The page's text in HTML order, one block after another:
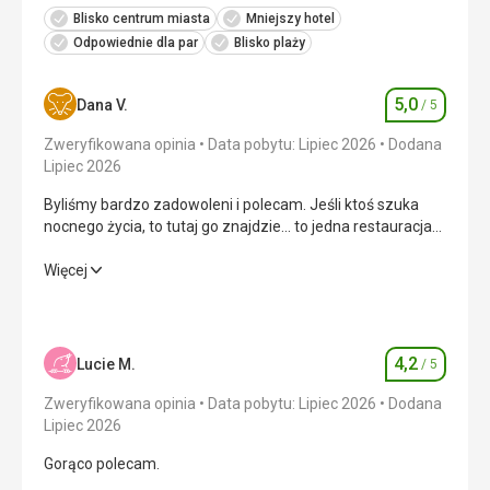
Blisko centrum miasta
Mniejszy hotel
Odpowiednie dla par
Blisko plaży
Dana V. Ocena
5,0 / 5
Zweryfikowana opinia Data pobytu: Lipiec 2026
Dodana
Lipiec 2026
Byliśmy bardzo zadowoleni i polecam. Jeśli ktoś szuka
nocnego życia, to tutaj go znajdzie... to jedna restauracja
Byliśmy bardzo zadowoleni i polecam. Jeśli ktoś szuka
Wyżywienie 5,0/ 5
Zakwaterowanie 5,0/ 5
Więcej
Lucie M. Ocena
4,2 / 5
Zweryfikowana opinia Data pobytu: Lipiec 2026
Dodana
Lipiec 2026
Gorąco polecam.